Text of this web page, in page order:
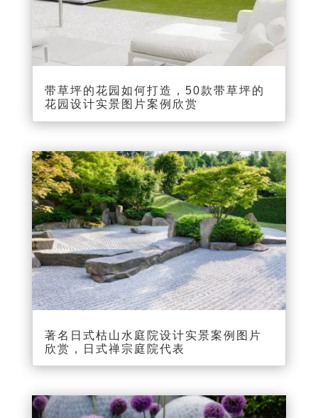
带草坪的花园如何打造，50款带草坪的
花园设计实景图片案例欣赏
著名日式枯山水庭院设计实景案例图片
欣赏，日式禅宗庭院代表